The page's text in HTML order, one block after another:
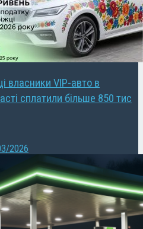
власники VIP-авто в
сплатили більше 850 тис
2026